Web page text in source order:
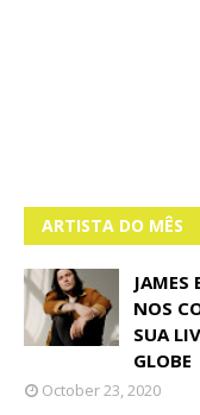
ARTISTA DO MÊS
JAMES
NOS
SUA
GLOBE
October 23, 2020